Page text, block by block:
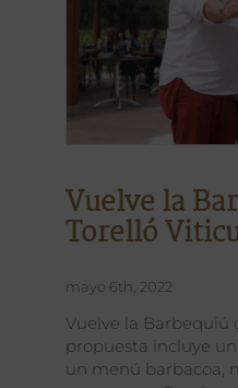
Vuelve la
Torelló
mayo 6th, 2022
Vuelve la Barbequiú
propuesta incluye
un menú barbacoa,